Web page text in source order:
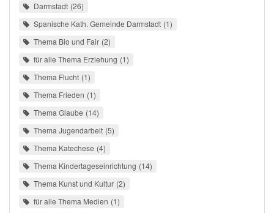
Darmstadt 26
Spanische Kath. Gemeinde Darmstadt 1
Thema Bio und Fair 2
für alle Thema Erziehung 1
Thema Flucht 1
Thema Frieden 1
Thema Glaube 14
Thema Jugendarbeit 5
Thema Katechese 4
Thema Kindertageseinrichtung 14
Thema Kunst und Kultur 2
für alle Thema Medien 1